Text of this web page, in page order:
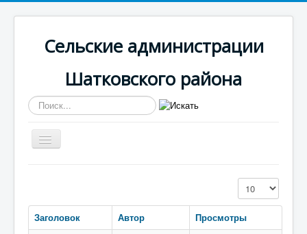
Сельские администрации
Шатковского района
Искать...
Включить/
выключить
Кол-во строк:
Заголовок Автор
Просмотры